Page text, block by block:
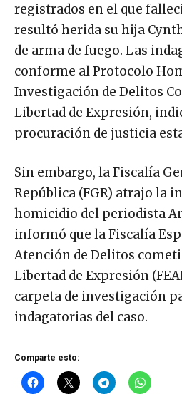
registrados en el que
resultó herida su hija
de arma de fuego. Las
conforme al Protocolo
Investigación de Delitos
Libertad de Expresión,
procuración de justicia
Sin embargo, la Fiscalía
República (FGR) atrajo la
homicidio del periodista
informó que la Fiscalía
Atención de Delitos
Libertad de Expresión
carpeta de investigación
indagatorias del caso.
Comparte esto: